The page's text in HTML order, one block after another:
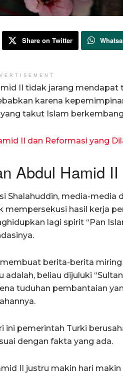
Share on Twitter
II tidak jarang mendapat
karena
takut Islam
II dan Reformasi yang
Abdul Hamid II
Shalahuddin, media-media
mempersekusi hasil kerja
lagi spirit “Pan
berita-berita
adalah, beliau dijuluki “Sultan
tuduhan pembantaian
ini pemerintah Turki
dengan fakta yang ada.
II justru makin hari